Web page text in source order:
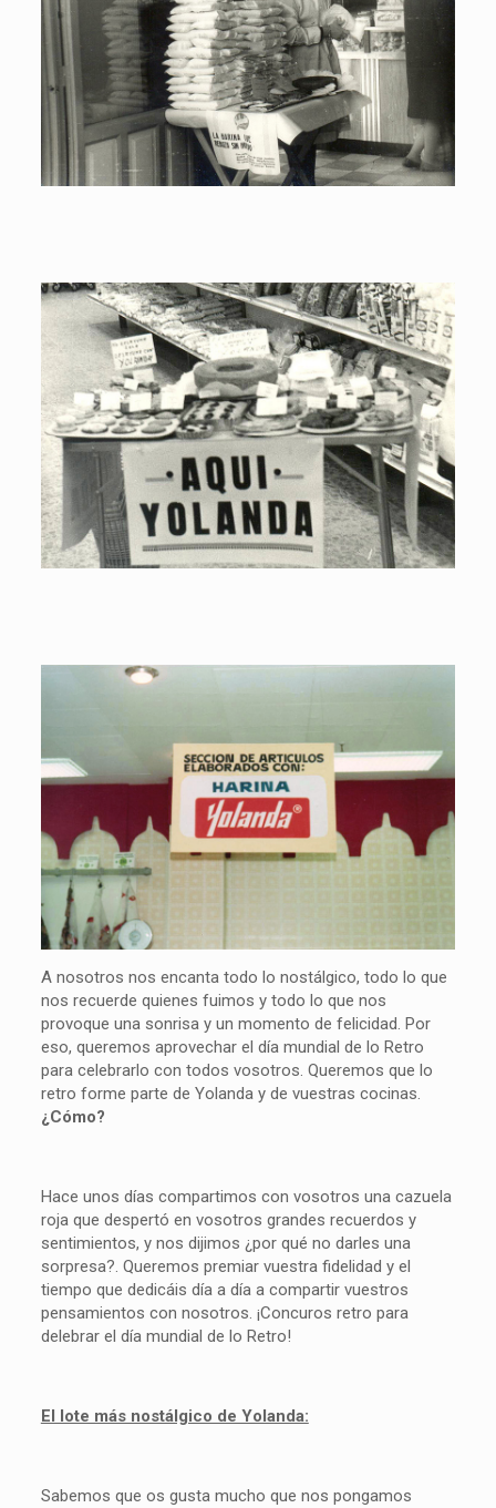
A nosotros nos encanta todo lo nostálgico, todo lo que
nos recuerde quienes fuimos y todo lo que nos
provoque una sonrisa y un momento de felicidad. Por
eso, queremos aprovechar el día mundial de lo Retro
para celebrarlo con todos vosotros. Queremos que lo
retro forme parte de Yolanda y de vuestras cocinas.
¿Cómo?
Hace unos días compartimos con vosotros una cazuela
roja que despertó en vosotros grandes recuerdos y
sentimientos, y nos dijimos ¿por qué no darles una
sorpresa?. Queremos premiar vuestra fidelidad y el
tiempo que dedicáis día a día a compartir vuestros
pensamientos con nosotros. ¡Concuros retro para
delebrar el día mundial de lo Retro!
El lote más nostálgico de Yolanda:
Sabemos que os gusta mucho que nos pongamos